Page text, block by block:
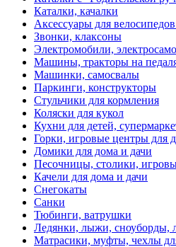
Каталки, качалки
Аксессуары для
Звонки, клаксоны
Электромобили,
Машины, тракторы на
Машинки, самосвалы
Паркинги, конструкторы
Стульчики для кормления
Коляски для кукол
Кухни для детей,
Горки, игровые центры для
Домики для дома и дачи
Песочницы, столики,
Качели для дома и дачи
Снегокаты
Санки
Тюбинги, ватрушки
Ледянки, лыжи, сноуборды,
Матрасики, муфты, чехлы